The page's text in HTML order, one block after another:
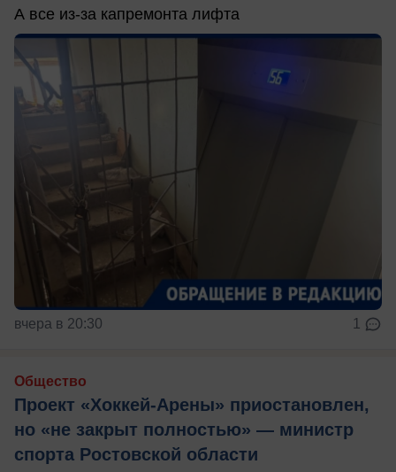
А все из-за капремонта лифта
вчера в 20:30 1
Общество
Проект «Хоккей-Арены» приостановлен,
но «не закрыт полностью» — министр
спорта Ростовской области